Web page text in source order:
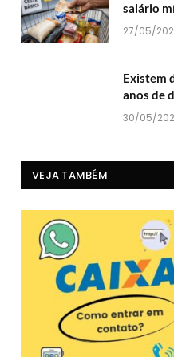
salário
27/05/
Existem
anos de
30/05/
VEJA TAMBÉM